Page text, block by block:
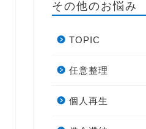
その他のお悩み
TOPIC
任意整理
個人再生